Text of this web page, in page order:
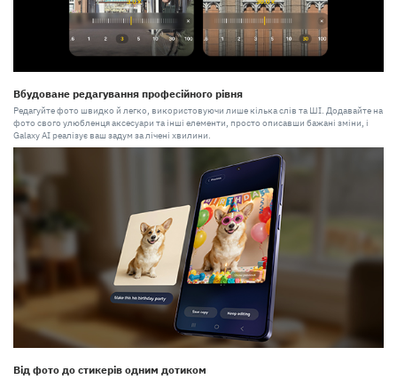
Вбудоване редагування професійного рівня
Редагуйте фото швидко й легко, використовуючи лише кілька слів та ШІ. Додавайте на
фото свого улюбленця аксесуари та інші елементи, просто описавши бажані зміни, і
Galaxy AI реалізує ваш задум за лічені хвилини.
Від фото до стикерів одним дотиком